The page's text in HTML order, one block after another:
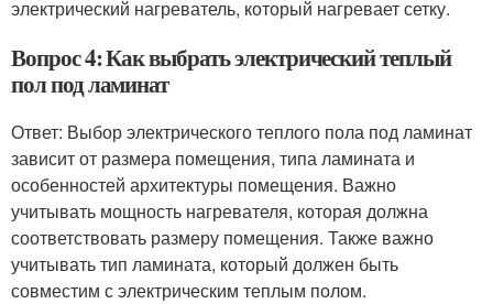
электрический нагреватель, который нагревает сетку.
Вопрос 4: Как выбрать электрический теплый
пол под ламинат
Ответ: Выбор электрического теплого пола под ламинат
зависит от размера помещения, типа ламината и
особенностей архитектуры помещения. Важно
учитывать мощность нагревателя, которая должна
соответствовать размеру помещения. Также важно
учитывать тип ламината, который должен быть
совместим с электрическим теплым полом.